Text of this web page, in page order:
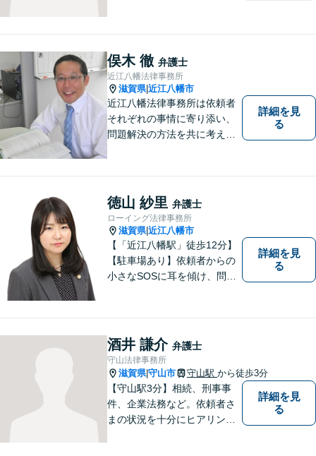
俣木 徹 弁護士
近江八幡法律事務所
滋賀県|近江八幡市
近江八幡法律事務所は依頼者
それぞれの事情に寄り添い、
問題解決の方法を共に考える
方」も、ぜひお気軽にご相談
ください。
詳細を見
る
徳山 紗里 弁護士
ローイング法律事務所
滋賀県|近江八幡市
【「近江八幡駅」徒歩12分】
【駐車場あり】依頼者からの
小さなSOSに耳を傾け、問題
ております。 ぜひ一度私にご
相談ください。
詳細を見
る
酒井 謙介 弁護士
守山法律事務所
滋賀県|守山市 守山駅 から徒歩3分
【守山駅3分】相続、刑事事
件、企業法務など。依頼者さ
まの状況を十分にヒアリング
詳細を見
る